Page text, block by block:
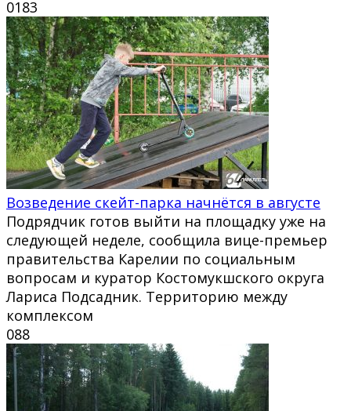
0183
Возведение скейт-парка начнётся в августе
Подрядчик готов выйти на площадку уже на
следующей неделе, сообщила вице-премьер
правительства Карелии по социальным
вопросам и куратор Костомукшского округа
Лариса Подсадник. Территорию между
комплексом
088